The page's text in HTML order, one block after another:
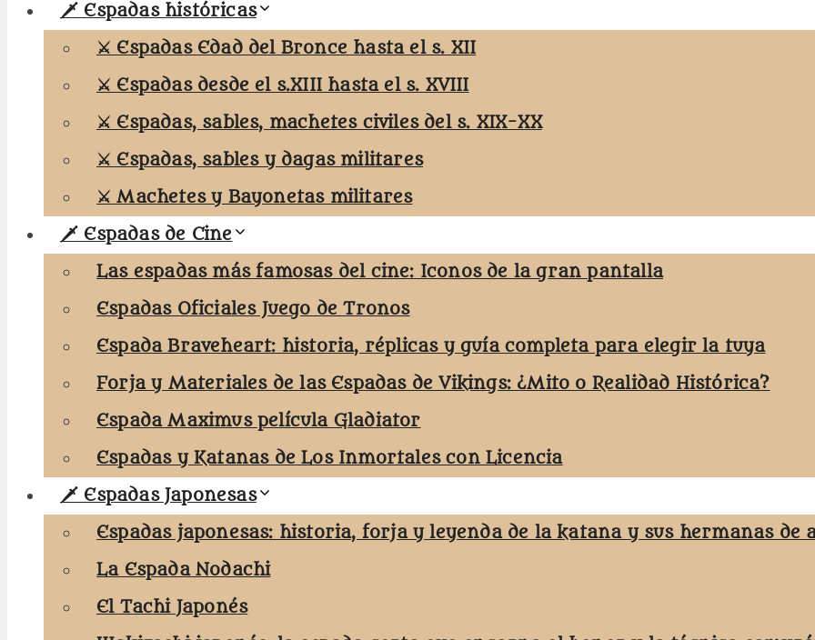
🗡️ Espadas históricas
⚔️ Espadas Edad del Bronce hasta el s. XII
⚔️ Espadas desde el s.XIII hasta el s. XVIII
⚔️ Espadas, sables, machetes civiles del s. XIX-XX
⚔️ Espadas, sables y dagas militares
⚔️ Machetes y Bayonetas militares
🗡️ Espadas de Cine
Las espadas más famosas del cine: Iconos de la gran pantalla
Espadas Oficiales Juego de Tronos
Espada Braveheart: historia, réplicas y guía completa para elegir la tuya
Forja y Materiales de las Espadas de Vikings: ¿Mito o Realidad Histórica?
Espada Maximus película Gladiator
Espadas y Katanas de Los Inmortales con Licencia
🗡️ Espadas Japonesas
Espadas japonesas: historia, forja y leyenda de la katana y sus hermanas de
La Espada Nodachi
El Tachi Japonés